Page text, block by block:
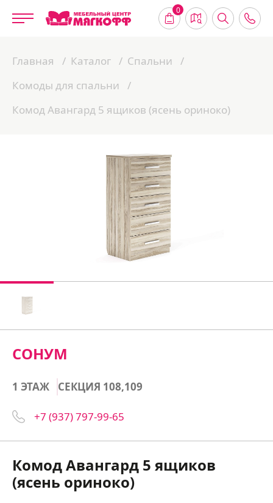
0
Главная Каталог
Спальни
Комоды для спальни
Комод Авангард 5 ящиков (ясень ориноко)
СОНУМ
1 ЭТАЖ СЕКЦИЯ 108,109
+7 (937) 797-99-65
Комод Авангард 5 ящиков
(ясень ориноко)